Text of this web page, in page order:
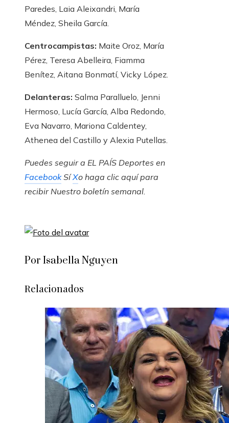
Paredes, Laia Aleixandri, María
Méndez, Sheila García.
Centrocampistas: Maite Oroz, María
Pérez, Teresa Abelleira, Fiamma
Benítez, Aitana Bonmatí, Vicky López.
Delanteras: Salma Paralluelo, Jenni
Hermoso, Lucía García, Alba Redondo,
Eva Navarro, Mariona Caldentey,
Athenea del Castillo y Alexia Putellas.
Puedes seguir a EL PAÍS Deportes en
FacebookSíXo haga clic aquí para
recibirNuestro boletín semanal.
Por Isabella Nguyen
Relacionados